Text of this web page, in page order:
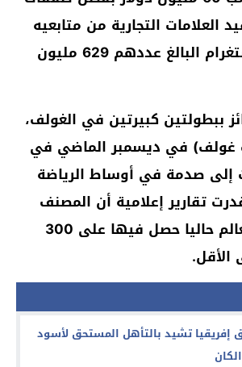
العلامات التجارية من متابعيه
على تطبيق إنستغرام البالغ عددهم 629 مليون
ببطولتين كبيرتين في الغولف،
غولف) في ديسمبر الماضي في
صدمة في أوساط الرياضة
تقارير إعلامية أن المصنف
الخامس على العالم حاليا حصل فيها على 300
الأقل.
تشيد بالتأهل المستحق لأسود